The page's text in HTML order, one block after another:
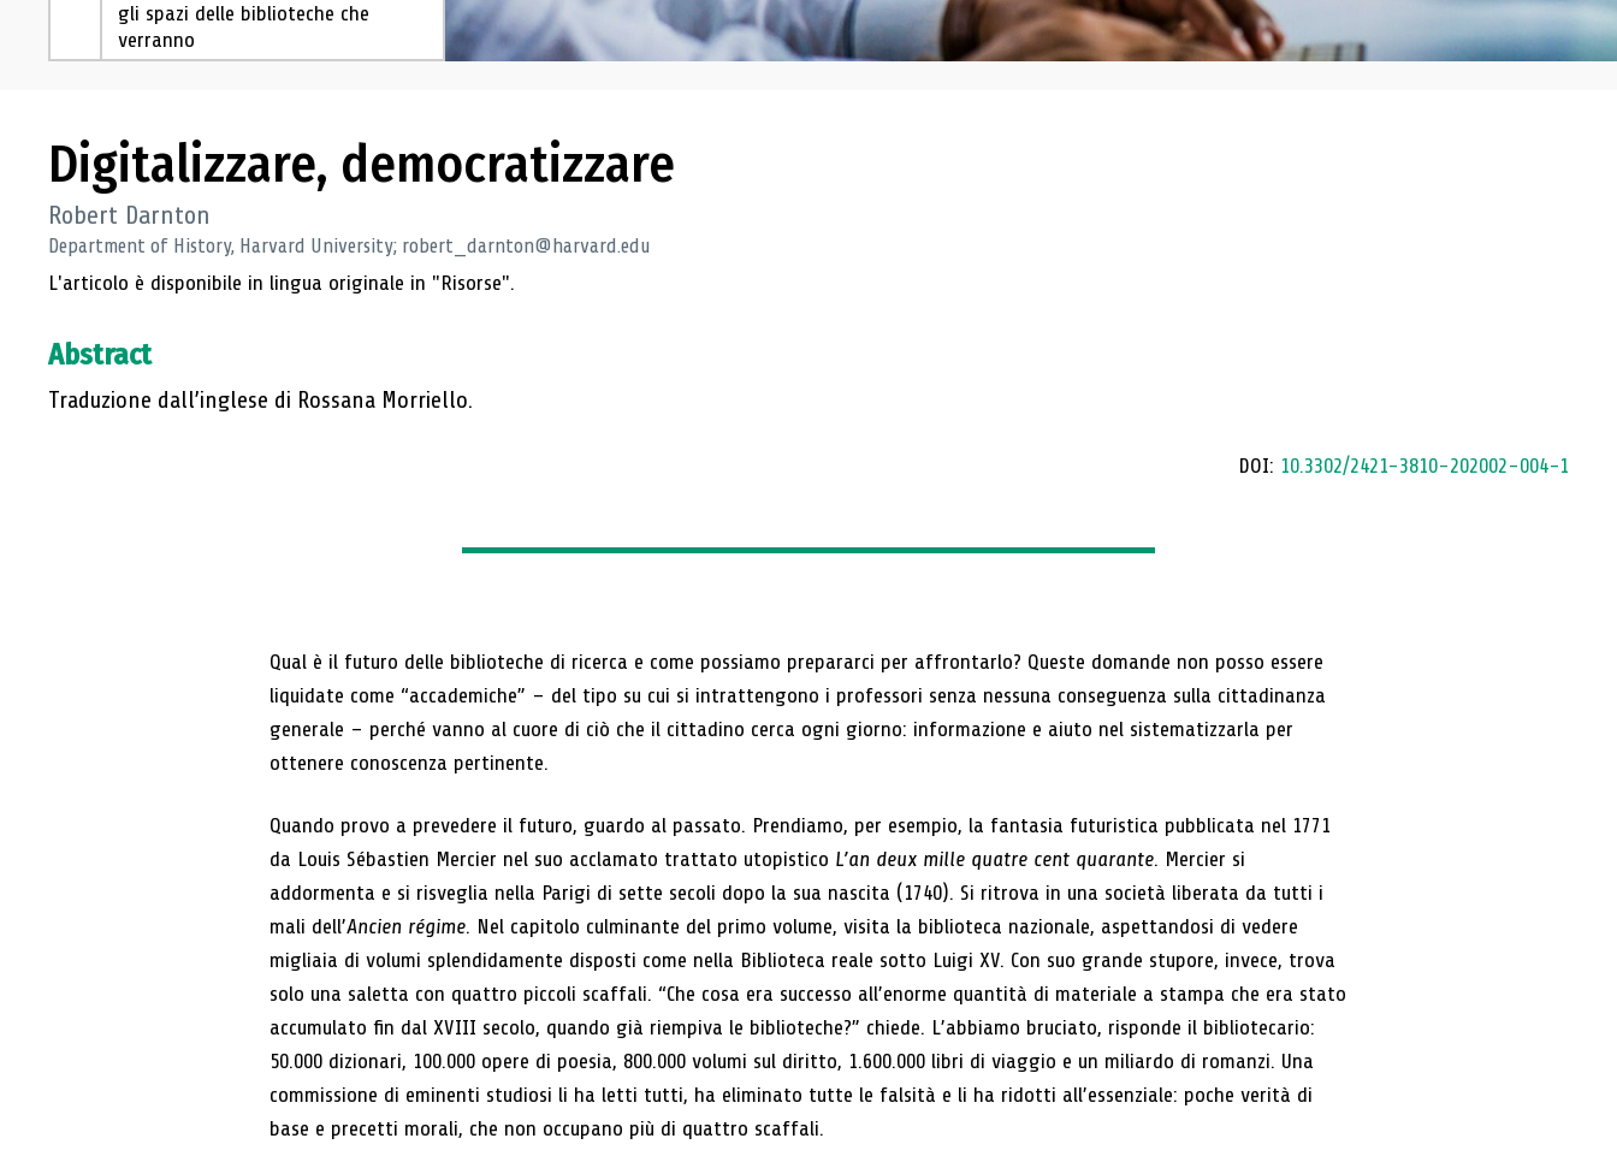
gli spazi delle biblioteche che
verranno
e di accesso alla conoscenza
La user experience nella
comunicazione scritta durante
l’emergenza: il caso del Servizio
Accoglienza e prestito della
Biblioteche e bisogni
informativi: tra lockdown e
di fonti di interesse
biblioteconomico sulla pandemia
e sul futuro delle biblioteche.
Appendice al fascicolo
Digitalizzare, democratizzare
Robert Darnton
Department of History, Harvard University; robert_darnton@harvard.edu
L'articolo è disponibile in lingua originale in "Risorse".
Abstract
Traduzione dall’inglese di Rossana Morriello.
DOI: 10.3302/2421-3810-202002-004-1
Qual è il futuro delle biblioteche di ricerca e come possiamo prepararci per affrontarlo? Queste domande non posso essere
liquidate come “accademiche” – del tipo su cui si intrattengono i professori senza nessuna conseguenza sulla cittadinanza
generale – perché vanno al cuore di ciò che il cittadino cerca ogni giorno: informazione e aiuto nel sistematizzarla per
ottenere conoscenza pertinente.
Quando provo a prevedere il futuro, guardo al passato. Prendiamo, per esempio, la fantasia futuristica pubblicata nel 1771
da Louis Sébastien Mercier nel suo acclamato trattato utopistico L’an deux mille quatre cent quarante. Mercier si
addormenta e si risveglia nella Parigi di sette secoli dopo la sua nascita (1740). Si ritrova in una società liberata da tutti i
mali dell’Ancien régime. Nel capitolo culminante del primo volume, visita la biblioteca nazionale, aspettandosi di vedere
migliaia di volumi splendidamente disposti come nella Biblioteca reale sotto Luigi XV. Con suo grande stupore, invece, trova
solo una saletta con quattro piccoli scaffali. “Che cosa era successo all’enorme quantità di materiale a stampa che era stato
accumulato fin dal XVIII secolo, quando già riempiva le biblioteche?” chiede. L’abbiamo bruciato, risponde il bibliotecario:
50.000 dizionari, 100.000 opere di poesia, 800.000 volumi sul diritto, 1.600.000 libri di viaggio e un miliardo di romanzi. Una
commissione di eminenti studiosi li ha letti tutti, ha eliminato tutte le falsità e li ha ridotti all’essenziale: poche verità di
base e precetti morali, che non occupano più di quattro scaffali.